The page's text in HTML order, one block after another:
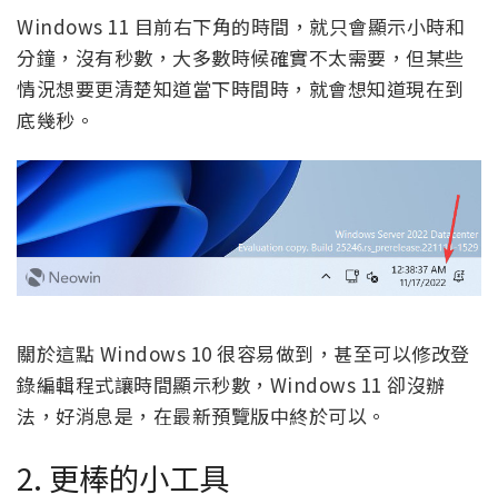
Windows 11 目前右下角的時間，就只會顯示小時和
分鐘，沒有秒數，大多數時候確實不太需要，但某些
情況想要更清楚知道當下時間時，就會想知道現在到
底幾秒。
關於這點 Windows 10 很容易做到，甚至可以修改登
錄編輯程式讓時間顯示秒數，Windows 11 卻沒辦
法，好消息是，在最新預覽版中終於可以。
2. 更棒的小工具